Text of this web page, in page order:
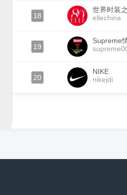
18
世界时装
ellechina
19
Supreme
20
NIKE
nikejdi